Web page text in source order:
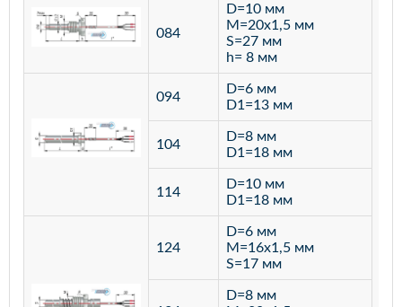
084
D=10 мм
M=20х1,5 мм
S=27 мм
h= 8 мм
094
D=6 мм
D1=13 мм
104
D=8 мм
D1=18 мм
114
D=10 мм
D1=18 мм
124
D=6 мм
M=16х1,5 мм
S=17 мм
D=8 мм